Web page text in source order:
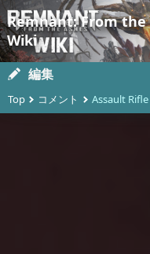
Remnant: From the
Wiki
編集
Top コメント Assault Rifle